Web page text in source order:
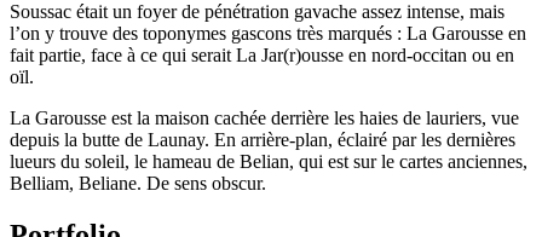
Soussac était un foyer de pénétration gavache assez intense, mais
l’on y trouve des toponymes gascons très marqués : La Garousse en
fait partie, face à ce qui serait La Jar(r)ousse en nord-occitan ou en
oïl.
La Garousse est la maison cachée derrière les haies de lauriers, vue
depuis la butte de Launay. En arrière-plan, éclairé par les dernières
lueurs du soleil, le hameau de Belian, qui est sur le cartes anciennes,
Belliam, Beliane. De sens obscur.